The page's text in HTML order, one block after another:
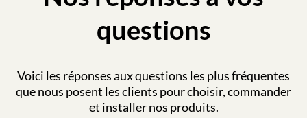
questions
Voici les réponses aux questions les plus fréquentes
que nous posent les clients pour choisir, commander
et installer nos produits.